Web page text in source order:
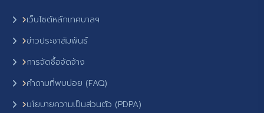
เว็บไซต์หลักเทศบาลฯ
ข่าวประชาสัมพันธ์
การจัดซื้อจัดจ้าง
คำถามที่พบบ่อย (FAQ)
นโยบายความเป็นส่วนตัว (PDPA)